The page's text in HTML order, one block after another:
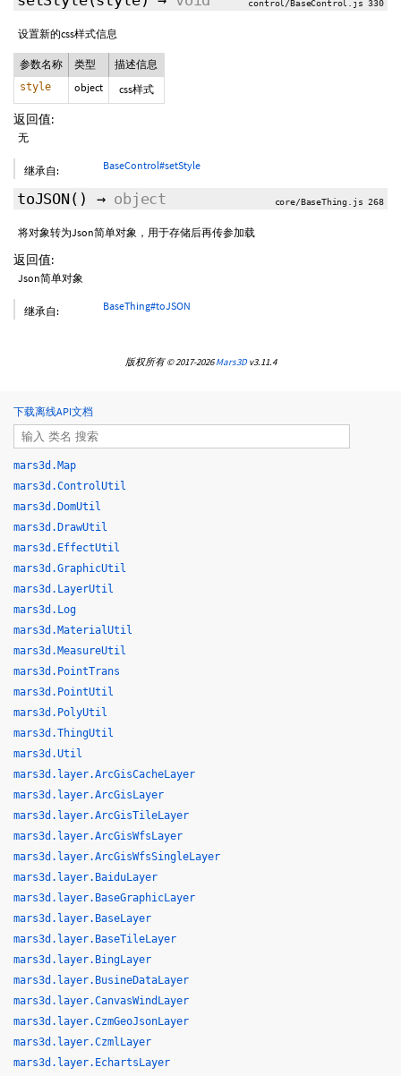
control/BaseControl.js 330
设置新的css样式信息
参数名称 类型 描述信息
style object css样式
返回值:
无
继承自: BaseControl#setStyle
toJSON () → object core/BaseThing.js 268
将对象转为Json简单对象，用于存储后再传参加载
返回值:
Json简单对象
继承自: BaseThing#toJSON
版权所有 © 2017-2026Mars3Dv3.11.4
下载离线API文档
mars3d.Map
mars3d.ControlUtil
mars3d.DomUtil
mars3d.DrawUtil
mars3d.EffectUtil
mars3d.GraphicUtil
mars3d.LayerUtil
mars3d.Log
mars3d.MaterialUtil
mars3d.MeasureUtil
mars3d.PointTrans
mars3d.PointUtil
mars3d.PolyUtil
mars3d.ThingUtil
mars3d.Util
mars3d.layer.ArcGisCacheLayer
mars3d.layer.ArcGisLayer
mars3d.layer.ArcGisTileLayer
mars3d.layer.ArcGisWfsLayer
mars3d.layer.ArcGisWfsSingleLayer
mars3d.layer.BaiduLayer
mars3d.layer.BaseGraphicLayer
mars3d.layer.BaseLayer
mars3d.layer.BaseTileLayer
mars3d.layer.BingLayer
mars3d.layer.BusineDataLayer
mars3d.layer.CanvasWindLayer
mars3d.layer.CzmGeoJsonLayer
mars3d.layer.CzmlLayer
mars3d.layer.EchartsLayer